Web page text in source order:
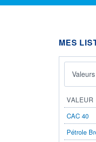
MES
VALEUR
CAC 40
Pétrole